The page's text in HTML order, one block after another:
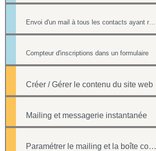
Compteur d'inscriptions dans un formulaire
Créer / Gérer le contenu du site web
Mailing et messagerie instantanée
Paramétrer le mailing et la boîte contact